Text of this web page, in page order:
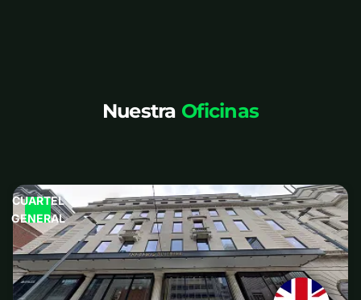
Nuestra Oficinas
CUARTEL
GENERAL